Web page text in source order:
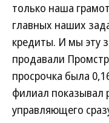
только наша
главных наших
кредиты. И мы эту
продавали
просрочка была
филиал показывал
управляющего